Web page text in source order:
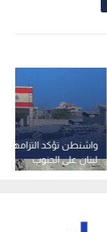
واشنطن تؤكد التزامها
لبنان على الجنوب